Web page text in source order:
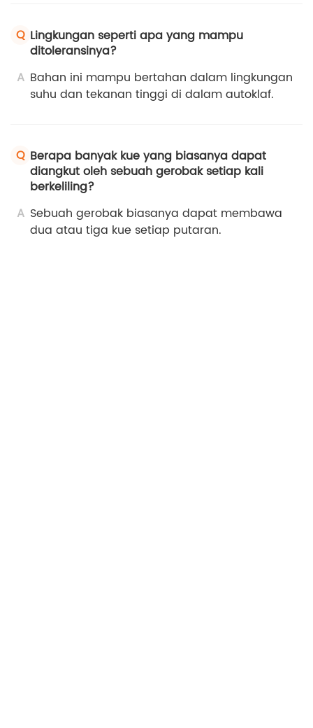
Q Lingkungan seperti apa yang mampu
ditoleransinya?
A Bahan ini mampu bertahan dalam lingkungan
suhu dan tekanan tinggi di dalam autoklaf.
Q Berapa banyak kue yang biasanya dapat
diangkut oleh sebuah gerobak setiap kali
berkeliling?
A Sebuah gerobak biasanya dapat membawa
dua atau tiga kue setiap putaran.